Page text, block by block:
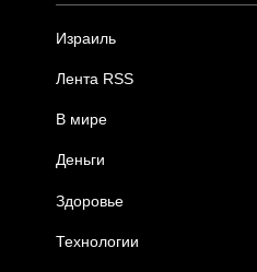
Израиль
Лента RSS
В мире
Деньги
Здоровье
Технологии